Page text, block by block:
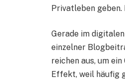
Privatleben geben.
Gerade im
einzelner
reichen aus, um
Effekt, weil häufig